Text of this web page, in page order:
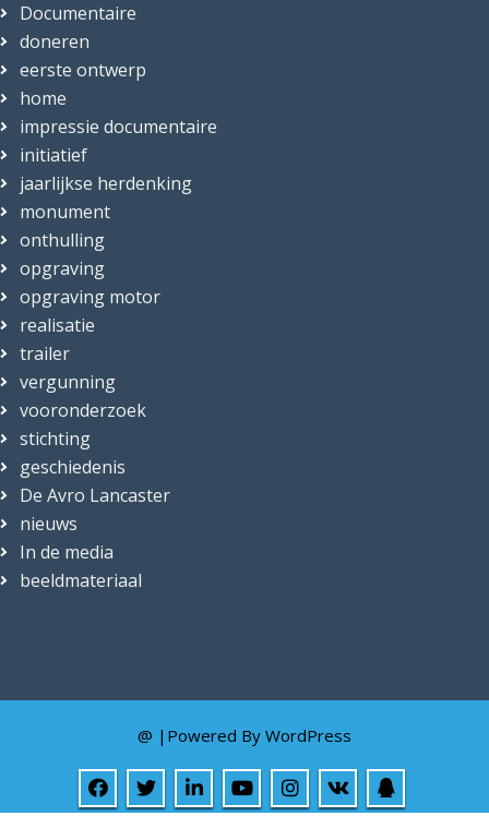
Documentaire
doneren
eerste ontwerp
home
impressie documentaire
initiatief
jaarlijkse herdenking
monument
onthulling
opgraving
opgraving motor
realisatie
trailer
vergunning
vooronderzoek
stichting
geschiedenis
De Avro Lancaster
nieuws
In de media
beeldmateriaal
@ |Powered By WordPress